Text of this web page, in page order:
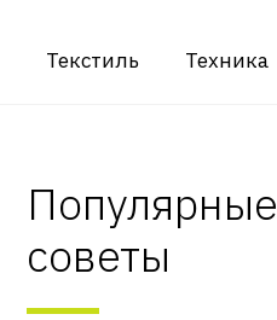
Текстиль Техника
Популярные
советы